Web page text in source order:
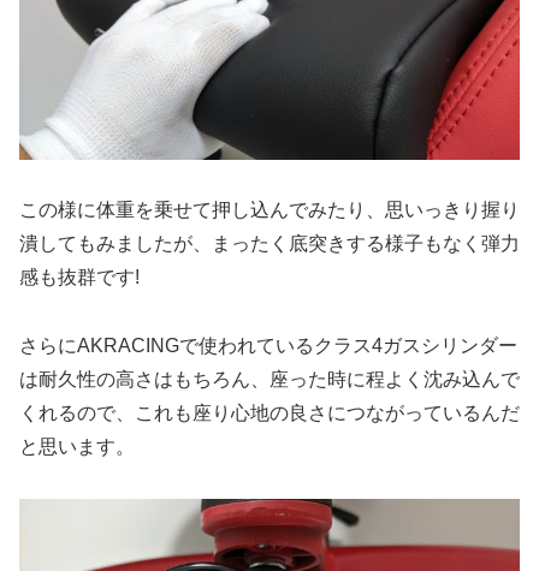
この様に体重を乗せて押し込んでみたり、思いっきり握り
潰してもみましたが、まったく底突きする様子もなく弾力
感も抜群です!
さらにAKRACINGで使われているクラス4ガスシリンダー
は耐久性の高さはもちろん、座った時に程よく沈み込んで
くれるので、これも座り心地の良さにつながっているんだ
と思います。